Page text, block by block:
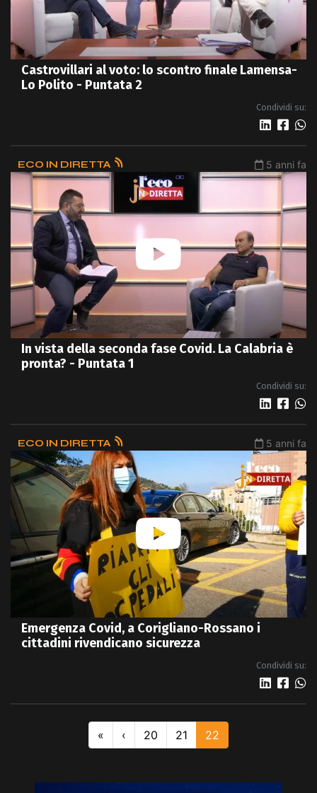
Castrovillari al voto: lo scontro finale Lamensa-
Lo Polito - Puntata 2
Condividi su:
ECO IN DIRETTA 5 anni fa
In vista della seconda fase Covid. La Calabria è
pronta? - Puntata 1
Condividi su:
ECO IN DIRETTA 5 anni fa
Emergenza Covid, a Corigliano-Rossano i
cittadini rivendicano sicurezza
Condividi su:
« ‹ 20 21 22